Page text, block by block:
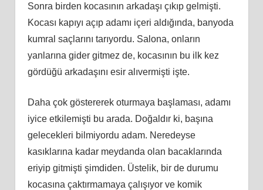
Sonra birden kocasının arkadaşı çıkıp gelmişti.
Kocası kapıyı açıp adamı içeri aldığında, banyoda
kumral saçlarını tarıyordu. Salona, onların
yanlarına gider gitmez de, kocasının bu ilk kez
gördüğü arkadaşını esir alıvermişti işte.
Daha çok göstererek oturmaya başlaması, adamı
iyice etkilemişti bu arada. Doğaldır ki, başına
gelecekleri bilmiyordu adam. Neredeyse
kasıklarına kadar meydanda olan bacaklarında
eriyip gitmişti şimdiden. Üstelik, bir de durumu
kocasına çaktırmamaya çalışıyor ve komik